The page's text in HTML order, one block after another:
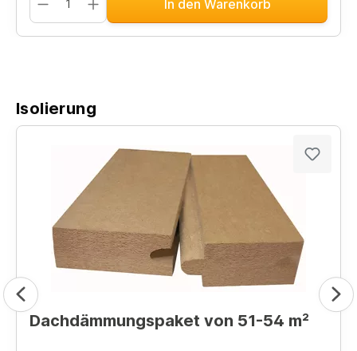
In den Warenkorb
Isolierung
Dachdämmungspaket von 51-54 m²